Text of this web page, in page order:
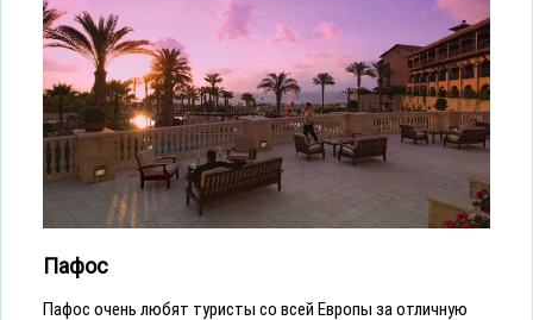
Пафос
Пафос очень любят туристы со всей Европы за отличную